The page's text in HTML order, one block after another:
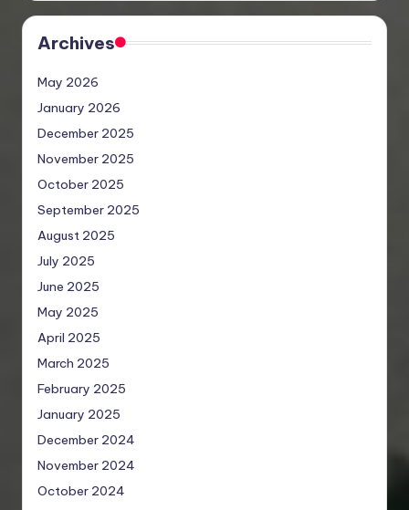
Archives
May 2026
January 2026
December 2025
November 2025
October 2025
September 2025
August 2025
July 2025
June 2025
May 2025
April 2025
March 2025
February 2025
January 2025
December 2024
November 2024
October 2024